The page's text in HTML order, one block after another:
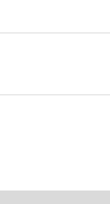
e Olio di